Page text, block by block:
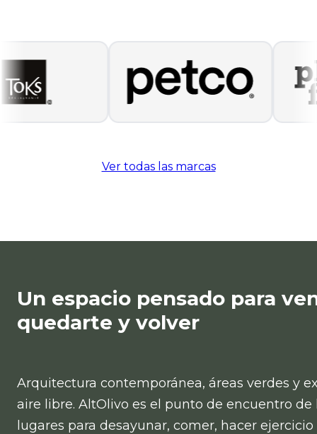
Ver todas las marcas
Un espacio pensado para
quedarte y volver
Arquitectura contemporánea, áreas verdes y
aire libre. AltOlivo es el punto de encuentro de
lugares para desayunar, comer, hacer ejercicio